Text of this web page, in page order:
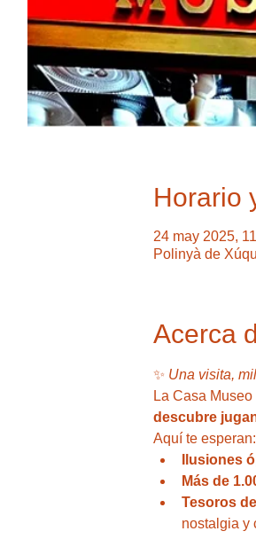
Horario
24 may 2025,
Polinyà de
Acerca
✨ Una visita,
La Casa
descubre
Aquí te esperan:
Ilusiones
Más de
Tesoros
nostalgia y